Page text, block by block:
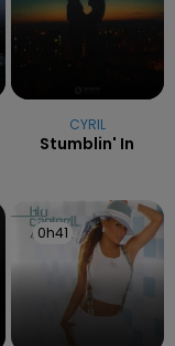
CYRIL
Stumblin' In
0h41
0h41